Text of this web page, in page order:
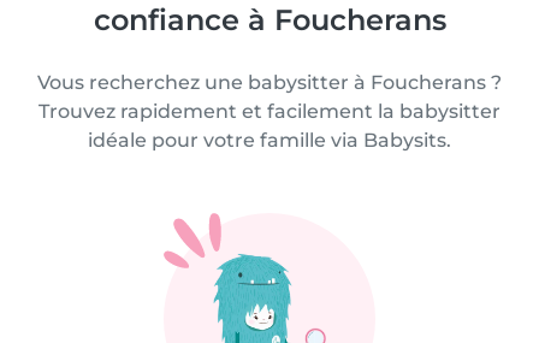
confiance à Foucherans
Vous recherchez une babysitter à Foucherans ?
Trouvez rapidement et facilement la babysitter
idéale pour votre famille via Babysits.